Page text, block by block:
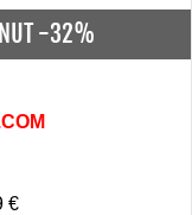
-32%
€